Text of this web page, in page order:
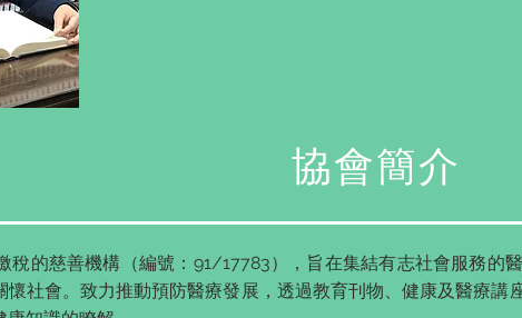
協會簡介
稅的慈善機構（編號：91/17783），旨在集結有志社會服務的
懷社會。致力推動預防醫療發展，透過教育刊物、健康及醫療講